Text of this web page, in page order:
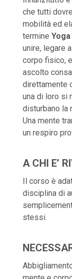
che tutti
mobilità ed
termine Yoga
unire, legare
corpo fisico,
ascolto
direttamente
una di loro si
disturbano la
Una mente
un respiro
A CHI E’
Il corso è
disciplina di
stessi.